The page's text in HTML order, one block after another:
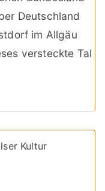
Deutschland
im Allgäu
versteckte Tal